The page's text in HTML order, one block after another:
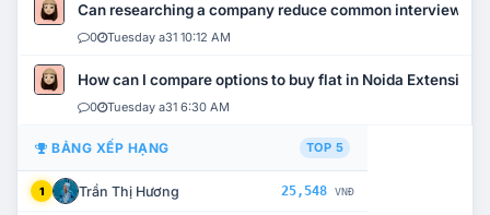
Can researching a company reduce common interview
0 Tuesday a31 10:12 AM
How can I compare options to buy flat in Noida Extension?
0 Tuesday a31 6:30 AM
BẢNG XẾP HẠNG TOP 5
1 Trần Thị Hương 25,548 VNĐ